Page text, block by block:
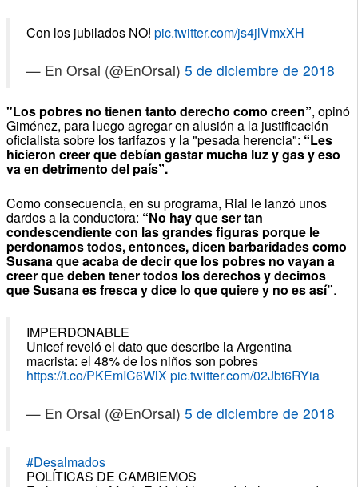
Con los jubilados NO! pic.twitter.com/js4jlVmxXH
— En Orsai (@EnOrsai) 5 de diciembre de 2018
"Los pobres no tienen tanto derecho como creen”, opinó
Giménez, para luego agregar en alusión a la justificación
oficialista sobre los tarifazos y la "pesada herencia": “Les
hicieron creer que debían gastar mucha luz y gas y eso
va en detrimento del país”.
Como consecuencia, en su programa, Rial le lanzó unos
dardos a la conductora: “No hay que ser tan
condescendiente con las grandes figuras porque le
perdonamos todos, entonces, dicen barbaridades como
Susana que acaba de decir que los pobres no vayan a
creer que deben tener todos los derechos y decimos
que Susana es fresca y dice lo que quiere y no es así”.
IMPERDONABLE
Unicef reveló el dato que describe la Argentina
macrista: el 48% de los niños son pobres
https://t.co/PKEmIC6WlXpic.twitter.com/02Jbt6RYia
— En Orsai (@EnOrsai) 5 de diciembre de 2018
#Desalmados
POLÍTICAS DE CAMBIEMOS